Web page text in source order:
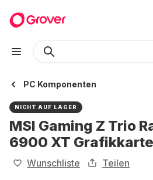
PC Komponenten
NICHT AUF LAGER
MSI Gaming Z Trio
6900 XT Grafikkarte
Wunschliste Teilen